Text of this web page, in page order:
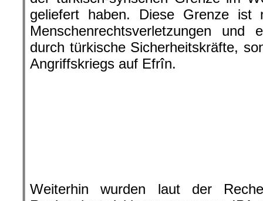
geliefert haben. Diese Grenze ist
Menschenrechtsverletzungen und
durch türkische Sicherheitskräfte,
Angriffskriegs auf Efrîn.
Oktober 2016 vier kurdische